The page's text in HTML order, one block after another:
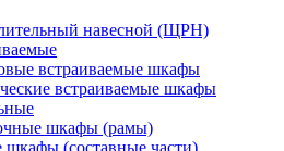
навесной (ЩРН)
встраиваемые шкафы
встраиваемые шкафы
шкафы (рамы)